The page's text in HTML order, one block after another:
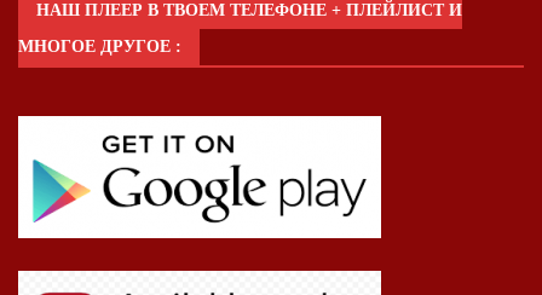
НАШ ПЛЕЕР В ТВОЕМ ТЕЛЕФОНЕ + ПЛЕЙЛИСТ И
МНОГОЕ ДРУГОЕ :